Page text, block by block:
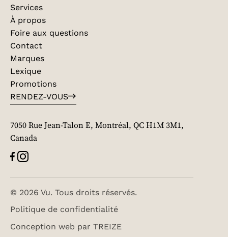
Services
À propos
Foire aux questions
Contact
Marques
Lexique
Promotions
RENDEZ-VOUS
7050 Rue Jean-Talon E, Montréal, QC H1M 3M1,
Canada
© 2026 Vu. Tous droits réservés.
Politique de confidentialité
Conception web par TREIZE